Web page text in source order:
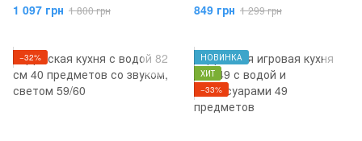
Kids Cook 53 предмета 008-
939A
1 097 грн 1 800 грн
42 предмета 889-187
849 грн 1 299 грн
−32%
НОВИНКА
ХИТ
−33%